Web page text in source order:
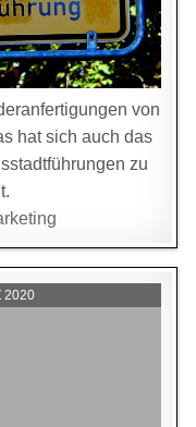
von
hat sich auch das
zu
2020